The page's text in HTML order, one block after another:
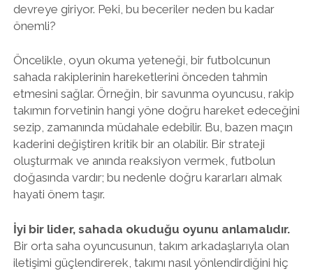
devreye giriyor. Peki, bu beceriler neden bu kadar
önemli?
Öncelikle, oyun okuma yeteneği, bir futbolcunun
sahada rakiplerinin hareketlerini önceden tahmin
etmesini sağlar. Örneğin, bir savunma oyuncusu, rakip
takımın forvetinin hangi yöne doğru hareket edeceğini
sezip, zamanında müdahale edebilir. Bu, bazen maçın
kaderini değiştiren kritik bir an olabilir. Bir strateji
oluşturmak ve anında reaksiyon vermek, futbolun
doğasında vardır; bu nedenle doğru kararları almak
hayati önem taşır.
İyi bir lider, sahada okuduğu oyunu anlamalıdır.
Bir orta saha oyuncusunun, takım arkadaşlarıyla olan
iletişimi güçlendirerek, takımı nasıl yönlendirdiğini hiç